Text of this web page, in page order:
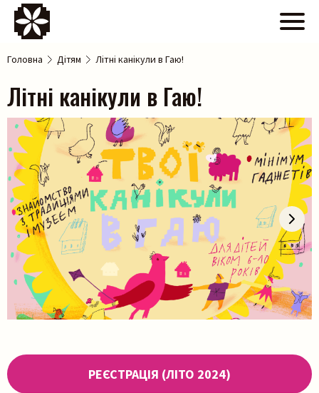
Головна Дітям Літні канікули в Гаю!
Літні канікули в Гаю!
РЕЄСТРАЦІЯ (ЛІТО 2024)